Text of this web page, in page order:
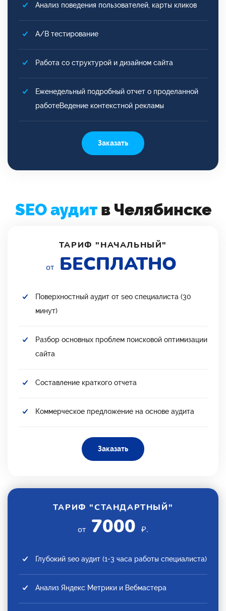
Анализ поведения пользователей, карты кликов
A/B тестирование
Работа со структурой и дизайном сайта
Еженедельный подробный отчет о проделанной
работеВедение контекстной рекламы
Заказать
SEO аудитв Челябинске
ТАРИФ "НАЧАЛЬНЫЙ"
от БЕСПЛАТНО
Поверхностный аудит от seo специалиста (30
минут)
Разбор основных проблем поисковой оптимизации
сайта
Составление краткого отчета
Коммерческое предложение на основе аудита
Заказать
ТАРИФ "СТАНДАРТНЫЙ"
от 7000 ₽.
Глубокий seo аудит (1-3 часа работы специалиста)
Анализ Яндекс Метрики и Вебмастера